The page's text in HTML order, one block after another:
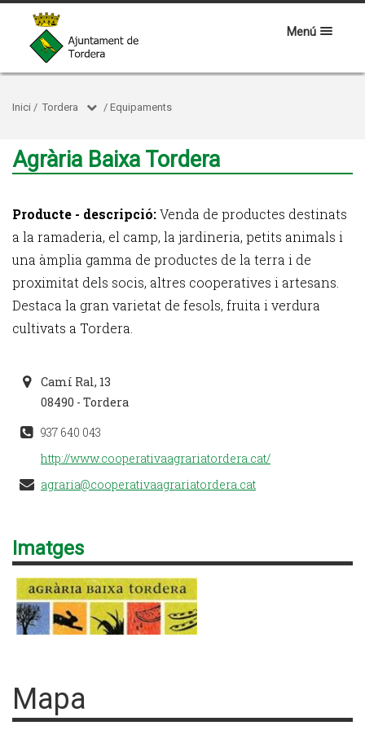
Menú
Inici / Tordera / Equipaments
Agrària Baixa Tordera
Producte - descripció:Venda de productes destinats
a la ramaderia, el camp, la jardineria, petits animals i
una àmplia gamma de productes de la terra i de
proximitat dels socis, altres cooperatives i artesans.
Destaca la gran varietat de fesols, fruita i verdura
cultivats a Tordera.
Camí Ral, 13
08490 - Tordera
937 640 043
http://www.cooperativaagrariatordera.cat/
agraria@cooperativaagrariatordera.cat
Imatges
Mapa